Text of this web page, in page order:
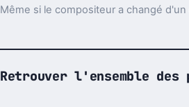
Retrouver l'ensemble